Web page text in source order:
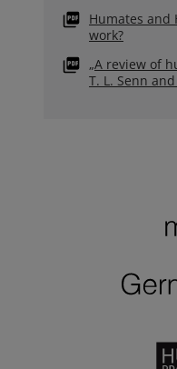
Humates and
work?
„A review of
T. L. Senn